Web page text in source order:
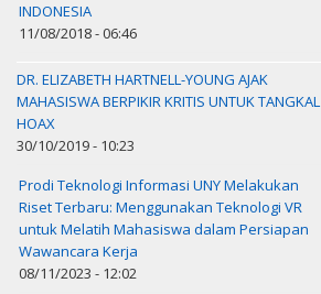
INDONESIA
11/08/2018 - 06:46
DR. ELIZABETH HARTNELL-YOUNG AJAK
MAHASISWA BERPIKIR KRITIS UNTUK TANGKAL
HOAX
30/10/2019 - 10:23
Prodi Teknologi Informasi UNY Melakukan
Riset Terbaru: Menggunakan Teknologi VR
untuk Melatih Mahasiswa dalam Persiapan
Wawancara Kerja
08/11/2023 - 12:02